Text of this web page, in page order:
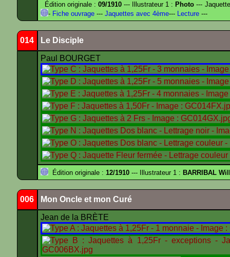
Édition originale :09/1910 --- Illustrateur 1 : Photo ---
- Fiche ouvrage --- Jaquettes avec 4ème--- Lecture ---
014 Le Disciple
Paul BOURGET
Édition originale : 12/1910 --- Illustrateur 1 : BARRIBAL
006 Mon Oncle et mon Curé
Jean de la BRÈTE